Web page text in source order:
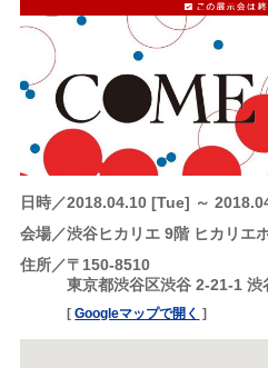
日時
2018.04.10 [Tue] ～
会場
渋谷ヒカリエ 9階 ヒカリエ
住所
〒150-8510
東京都渋谷区渋谷 2-21-1 渋
[Googleマップで開く ]